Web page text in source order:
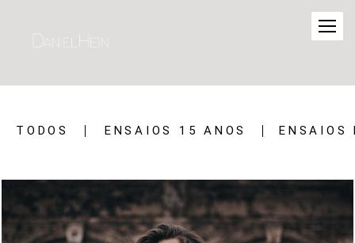
TODOS ENSAIOS 15 ANOS ENSAIOS